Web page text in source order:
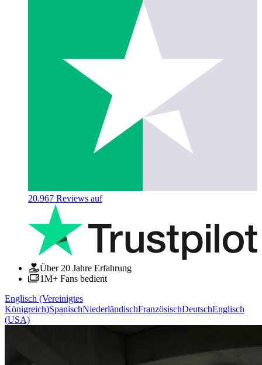
20.967 Reviews auf
Über 20 Jahre Erfahrung
1M+ Fans bedient
Englisch (Vereinigtes
Königreich)SpanischNiederländischFranzösischDeutschEnglisch
(USA)